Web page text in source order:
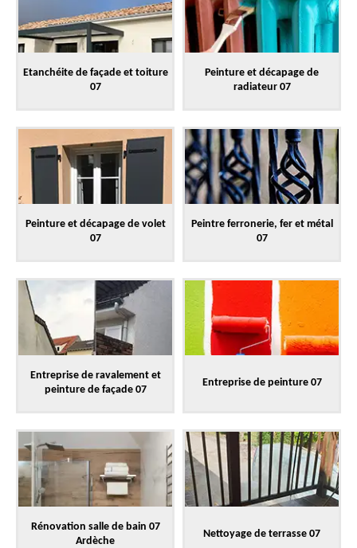
Etanchéite de façade et toiture
07
Peinture et décapage de
radiateur 07
Peinture et décapage de volet
07
Peintre ferronerie, fer et métal
07
Entreprise de ravalement et
peinture de façade 07
Entreprise de peinture 07
Rénovation salle de bain 07
Ardèche
Nettoyage de terrasse 07